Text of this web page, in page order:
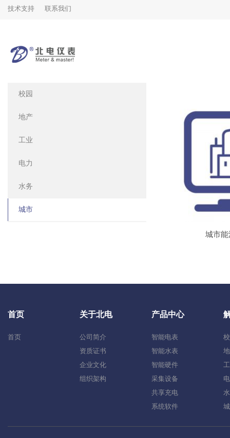
技术支持 联系我们
城市
SOLUTIONS
校园
地产
工业
电力
水务
城市
首页
首页
关于北电
公司简介
资质证书
企业文化
组织架构
产品中心
智能电表
智能水表
智能硬件
采集设备
共享充电
系统软件